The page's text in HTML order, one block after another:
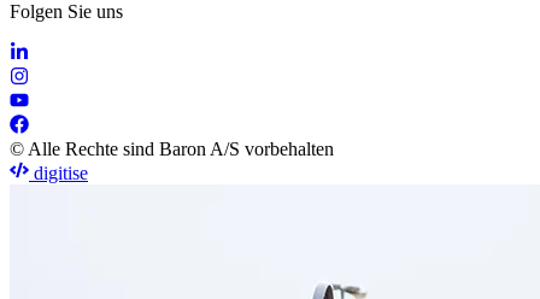
Folgen Sie uns
© Alle Rechte sind Baron A/S vorbehalten
digitise